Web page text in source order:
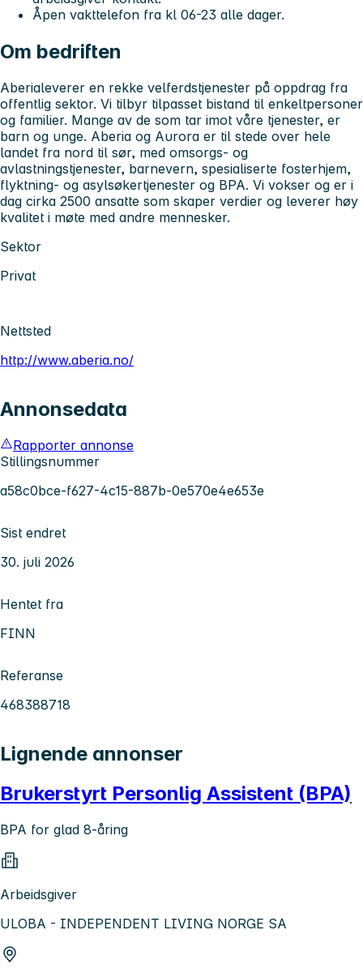
Åpen vakttelefon fra kl 06-23 alle dager.
Om bedriften
Aberialeverer en rekke velferdstjenester på oppdrag fra
offentlig sektor. Vi tilbyr tilpasset bistand til enkeltpersoner
og familier. Mange av de som tar imot våre tjenester, er
barn og unge. Aberia og Aurora er til stede over hele
landet fra nord til sør, med omsorgs- og
avlastningstjenester, barnevern, spesialiserte fosterhjem,
flyktning- og asylsøkertjenester og BPA. Vi vokser og er i
dag cirka 2500 ansatte som skaper verdier og leverer høy
kvalitet i møte med andre mennesker.
Sektor
Privat
Nettsted
http://www.aberia.no/
Annonsedata
Rapporter annonse
Stillingsnummer
a58c0bce-f627-4c15-887b-0e570e4e653e
Sist endret
30. juli 2026
Hentet fra
FINN
Referanse
468388718
Lignende annonser
Brukerstyrt Personlig Assistent (BPA)
BPA for glad 8-åring
Arbeidsgiver
ULOBA - INDEPENDENT LIVING NORGE SA